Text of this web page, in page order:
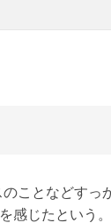
ことなどすっ
感じたという